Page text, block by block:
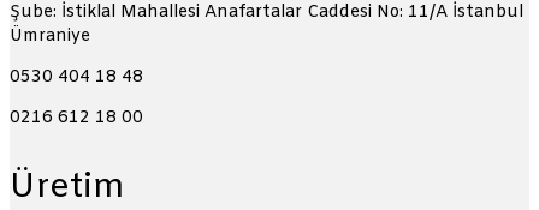
Şube: İstiklal Mahallesi Anafartalar Caddesi No: 11/A İstanbul
Ümraniye
0530 404 18 48
0216 612 18 00
Üretim